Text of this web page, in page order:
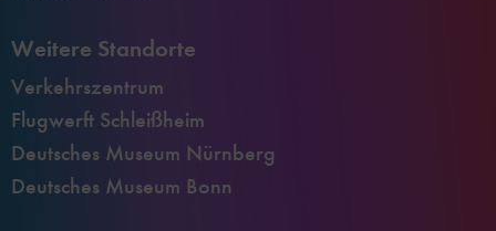
Weitere Standorte
Verkehrszentrum
Flugwerft Schleißheim
Deutsches Museum Nürnberg
Deutsches Museum Bonn